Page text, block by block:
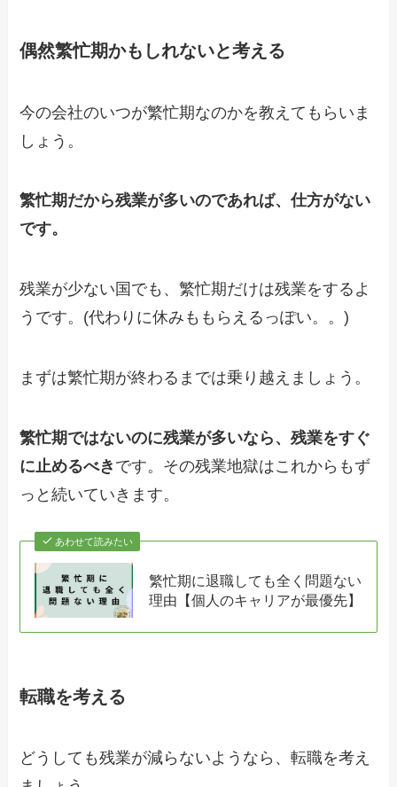
偶然繁忙期かもしれないと考える
今の会社のいつが繁忙期なのかを教えてもらいま
しょう。
繁忙期だから残業が多いのであれば、仕方がない
です。
残業が少ない国でも、繁忙期だけは残業をするよ
うです。(代わりに休みももらえるっぽい。。)
まずは繁忙期が終わるまでは乗り越えましょう。
繁忙期ではないのに残業が多いなら、残業をすぐ
に止めるべき です。その残業地獄はこれからもず
っと続いていきます。
あわせて読みたい
繁忙期に退職しても全く問題ない
理由【個人のキャリアが最優先】
転職を考える
どうしても残業が減らないようなら、転職を考え